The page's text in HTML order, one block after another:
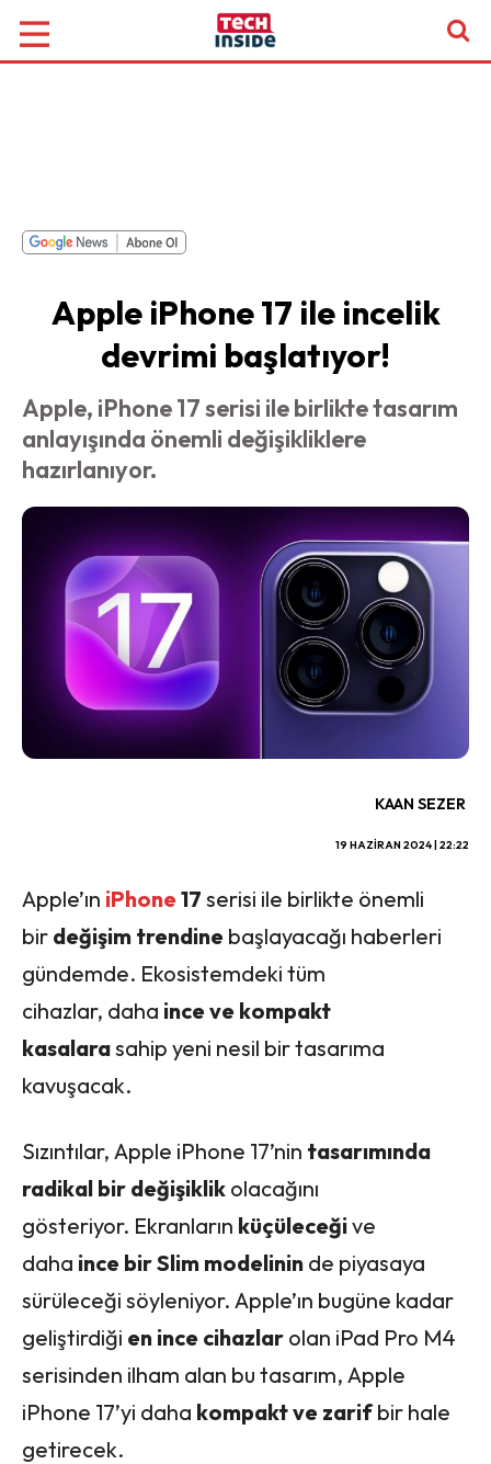
Apple iPhone 17 ile incelik
devrimi başlatıyor!
Apple, iPhone 17 serisi ile birlikte tasarım
anlayışında önemli değişikliklere
hazırlanıyor.
KAAN SEZER
19 HAZIRAN 2024 | 22:22
Apple’ın iPhone 17 serisi ile birlikte önemli
bir değişim trendine başlayacağı haberleri
gündemde. Ekosistemdeki tüm
cihazlar, daha ince ve kompakt
kasalarasahip yeni nesil bir tasarıma
kavuşacak.
Sızıntılar, Apple iPhone 17’nin tasarımında
radikal bir değişiklik olacağını
gösteriyor. Ekranların küçüleceğive
daha ince bir Slim modelinin de piyasaya
sürüleceği söyleniyor. Apple’ın bugüne kadar
geliştirdiği en ince cihazlar olan iPad Pro M4
serisinden ilham alan bu tasarım, Apple
iPhone 17’yi daha kompakt ve zarifbir hale
getirecek.